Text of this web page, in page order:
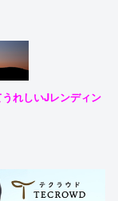
れしいJレンディン